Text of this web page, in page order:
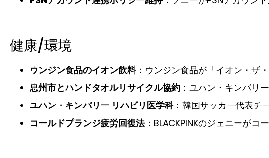
健康/環境
ウンジン食品のイオン飲料：ウンジン食品が「イオン・ザ
忠州市とハンドタオルリサイクル協約 ：ユハン・キンバリ
ユハン・キンバリー リハビリ医学科：韓国サッカー代表チ
コールドプランジ疲労回復法：BLACKPINKのジェニーがコ